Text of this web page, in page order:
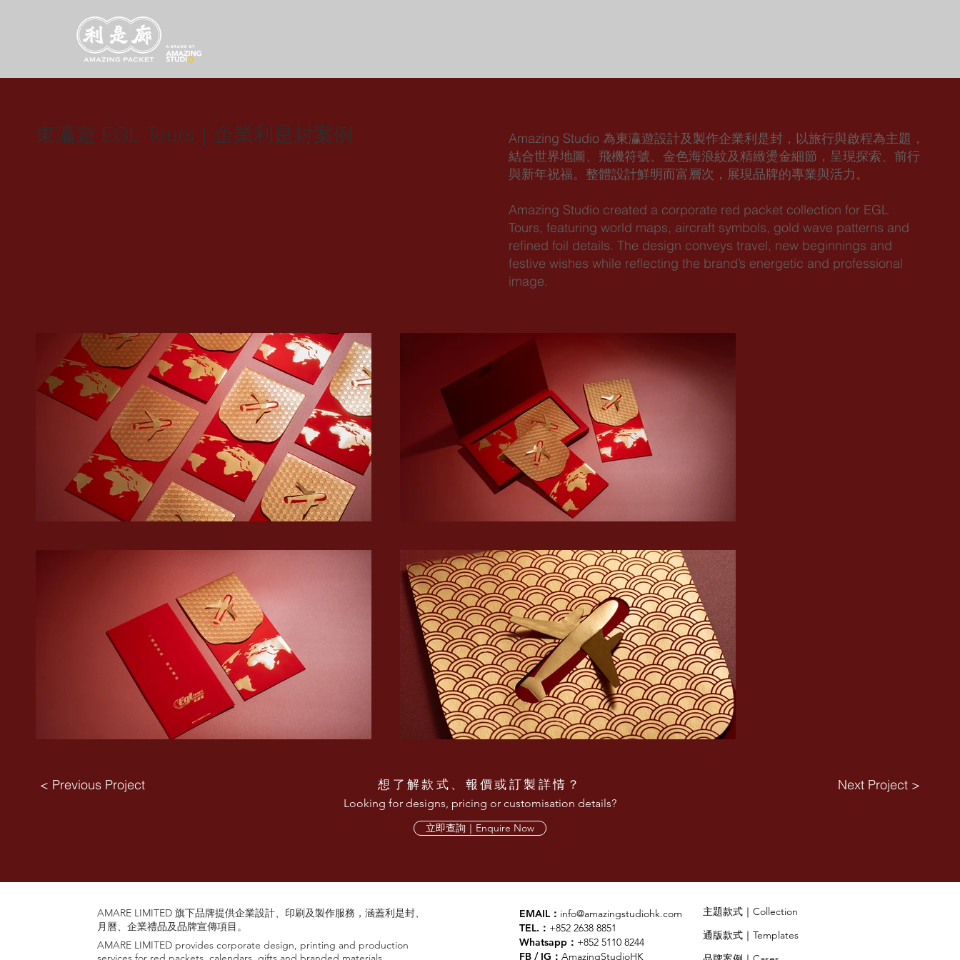
東瀛遊 EGL Tours｜企業利是封案例
Amazing Studio 為東瀛遊設計及製作企業利是封，以旅行與啟程為主題，
結合世界地圖、飛機符號、金色海浪紋及精緻燙金細節，呈現探索、前行
與新年祝福。整體設計鮮明而富層次，展現品牌的專業與活力。
Amazing Studio created a corporate red packet collection for EGL
Tours, featuring world maps, aircraft symbols, gold wave patterns and
refined foil details. The design conveys travel, new beginnings and
festive wishes while reflecting the brand’s energetic and professional
image.
< Previous Project Next Project >
想了解款式、報價或訂製詳情？
Looking for designs, pricing or customisation details?
立即查詢｜Enquire Now
AMARE LIMITED 旗下品牌提供企業設計、印刷及製作服務，涵蓋利是封、
月曆、企業禮品及品牌宣傳項目。
AMARE LIMITED provides corporate design, printing and production
EMAIL： info@amazingstudiohk.com
TEL.： +852 2638 8851
Whatsapp： +852 5110 8244
FB / IG：AmazingStudioHK
主題款式｜Collection
通版款式｜Templates